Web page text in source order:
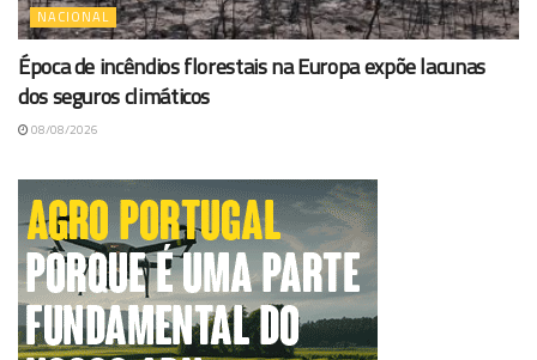
NACIONAL
Época de incêndios florestais na Europa expõe lacunas
dos seguros climáticos
08/08/2026